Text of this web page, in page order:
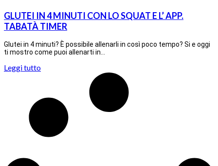
GLUTEI IN 4 MINUTI CON LO SQUAT E L’ APP.
TABATÀ TIMER
Glutei in 4 minuti? È possibile allenarli in così poco tempo? Si e oggi
ti mostro come puoi allenarti in…
Leggi tutto